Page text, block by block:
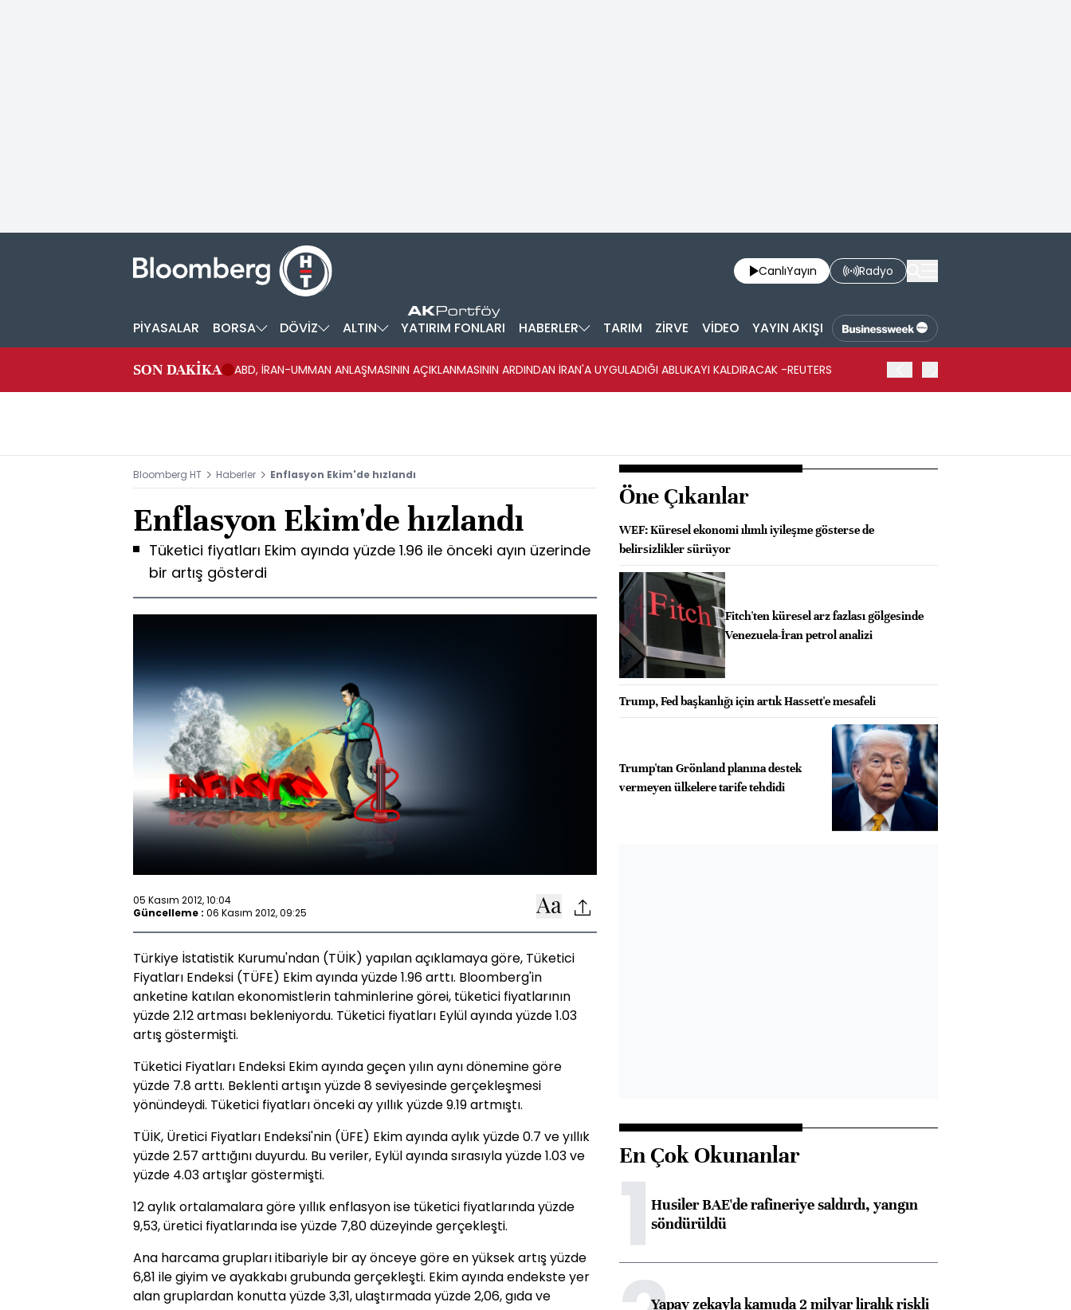
CanlıYayın Radyo
PİYASALAR BORSA DÖVİZ ALTIN YATIRIM FONLARI HABERLER TARIM ZİRVE VİDEO YAYIN AKIŞI
SON DAKİKA ABD, İRAN-UMMAN ANLAŞMASININ AÇIKLANMASININ ARDINDAN İRAN'A UYGULADIĞI ABLUKAYI KALDIRACAK -REUTERS
Bloomberg HT Haberler Enflasyon Ekim'de hızlandı
Enflasyon Ekim'de hızlandı
Tüketici fiyatları Ekim ayında yüzde 1.96 ile önceki ayın üzerinde
bir artış gösterdi
05 Kasım 2012, 10:04
Güncelleme : 06 Kasım 2012, 09:25
Türkiye İstatistik Kurumu'ndan (TÜİK) yapılan açıklamaya göre, Tüketici
Fiyatları Endeksi (TÜFE) Ekim ayında yüzde 1.96 arttı. Bloomberg'in
anketine katılan ekonomistlerin tahminlerine görei, tüketici fiyatlarının
yüzde 2.12 artması bekleniyordu. Tüketici fiyatları Eylül ayında yüzde 1.03
artış göstermişti.
Tüketici Fiyatları Endeksi Ekim ayında geçen yılın aynı dönemine göre
yüzde 7.8 arttı. Beklenti artışın yüzde 8 seviyesinde gerçekleşmesi
yönündeydi. Tüketici fiyatları önceki ay yıllık yüzde 9.19 artmıştı.
TÜİK, Üretici Fiyatları Endeksi'nin (ÜFE) Ekim ayında aylık yüzde 0.7 ve yıllık
yüzde 2.57 arttığını duyurdu. Bu veriler, Eylül ayında sırasıyla yüzde 1.03 ve
yüzde 4.03 artışlar göstermişti.
12 aylık ortalamalara göre yıllık enflasyon ise tüketici fiyatlarında yüzde
9,53, üretici fiyatlarında ise yüzde 7,80 düzeyinde gerçekleşti.
Ana harcama grupları itibariyle bir ay önceye göre en yüksek artış yüzde
6,81 ile giyim ve ayakkabı grubunda gerçekleşti. Ekim ayında endekste yer
alan gruplardan konutta yüzde 3,31, ulaştırmada yüzde 2,06, gıda ve
Öne Çıkanlar
WEF: Küresel ekonomi ılımlı iyileşme gösterse de
belirsizlikler sürüyor
Fitch'ten küresel arz fazlası gölgesinde
Venezuela-İran petrol analizi
Trump, Fed başkanlığı için artık Hassett'e mesafeli
Trump'tan Grönland planına destek
vermeyen ülkelere tarife tehdidi
En Çok Okunanlar
1Husiler BAE'de rafineriye saldırdı, yangın
söndürüldü
Yapay zekayla kamuda 2 milyar liralık riskli